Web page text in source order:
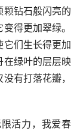
钻石般闪亮的
得更加翠绿。
们生长得更加
在绿叶的层层映
有打落花瓣，
活力，我爱春